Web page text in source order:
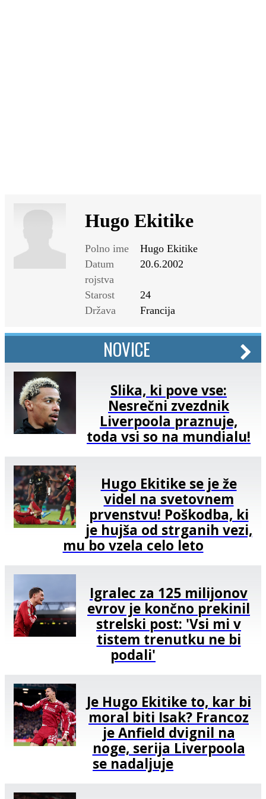
Hugo Ekitike
Polno ime
Hugo Ekitike
Datum
rojstva
20.6.2002
Starost
24
Država
Francija
NOVICE
Slika, ki pove vse:
Nesrečni zvezdnik
Liverpoola praznuje,
toda vsi so na mundialu!
Hugo Ekitike se je že
videl na svetovnem
prvenstvu! Poškodba, ki
je hujša od strganih vezi,
mu bo vzela celo leto
Igralec za 125 milijonov
evrov je končno prekinil
strelski post: 'Vsi mi v
tistem trenutku ne bi
podali'
Je Hugo Ekitike to, kar bi
moral biti Isak? Francoz
je Anfield dvignil na
noge, serija Liverpoola
se nadaljuje